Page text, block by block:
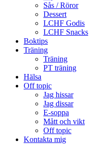
Sås / Röror
Dessert
LCHF Godis
LCHF Snacks
Boktips
Träning
Träning
PT träning
Hälsa
Off topic
Jag hissar
Jag dissar
E-soppa
Mått och vikt
Off topic
Kontakta mig